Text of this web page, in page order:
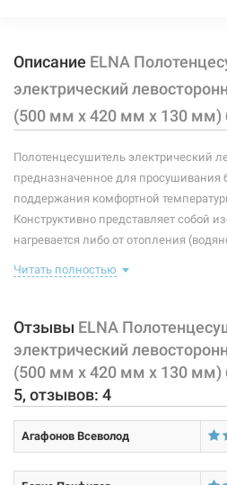
Высота:
Мощность:
Максимальная температура:
Тип подключения:
Материал корпуса:
Покрытие корпуса:
Описание ELNA
электрический
(500 мм х 420 мм х 130 мм)
Полотенцесушитель электрический
предназначенное для просушивания
поддержания комфортной
Конструктивно представляет собой
нагревается либо от отопления
Плюс ко всему, правильно
температуры нагрева на вилке.
Характеристики и конфигурация
товара могут изменяться
внесенные производителем
не несет.
Читать полностью
Отзывы ELNA
электрический
(500 мм х 420 мм х 130 мм)
5, отзывов: 4
Агафонов Всеволод